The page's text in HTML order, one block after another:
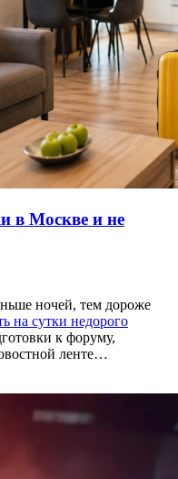
в Москве и не
ночей, тем дороже
на сутки недорого
к форуму,
ленте…